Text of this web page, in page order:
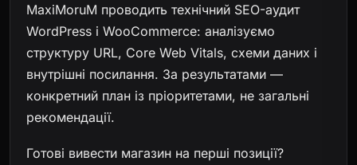
MaxiMoruM проводить технічний SEO-аудит
WordPress і WooCommerce: аналізуємо
структуру URL, Core Web Vitals, схеми даних і
внутрішні посилання. За результатами —
конкретний план із пріоритетами, не загальні
рекомендації.
Готові вивести магазин на перші позиції?